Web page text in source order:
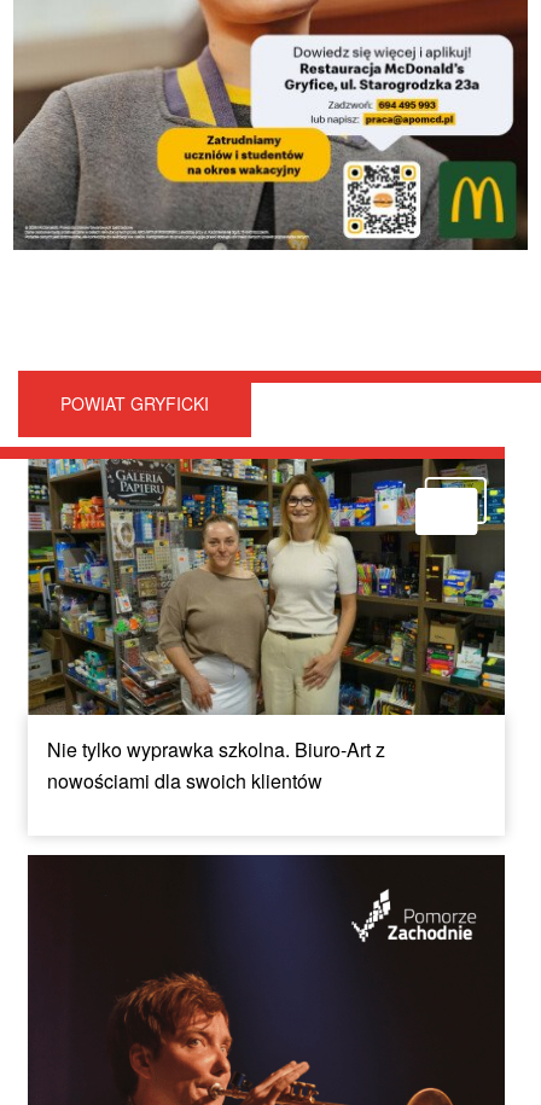
POWIAT GRYFICKI
Nie tylko wyprawka szkolna. Biuro-Art z
nowościami dla swoich klientów